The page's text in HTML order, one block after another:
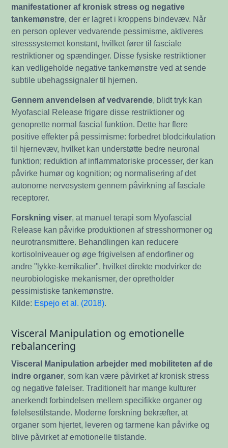
manifestationer af kronisk stress og negative
tankemønstre, der er lagret i kroppens bindevæv. Når
en person oplever vedvarende pessimisme, aktiveres
stresssystemet konstant, hvilket fører til fasciale
restriktioner og spændinger. Disse fysiske restriktioner
kan vedligeholde negative tankemønstre ved at sende
subtile ubehagssignaler til hjernen.
Gennem anvendelsen af vedvarende, blidt tryk kan
Myofascial Release frigøre disse restriktioner og
genoprette normal fascial funktion. Dette har flere
positive effekter på pessimisme: forbedret blodcirkulation
til hjernevæv, hvilket kan understøtte bedre neuronal
funktion; reduktion af inflammatoriske processer, der kan
påvirke humør og kognition; og normalisering af det
autonome nervesystem gennem påvirkning af fasciale
receptorer.
Forskning viser, at manuel terapi som Myofascial
Release kan påvirke produktionen af stresshormoner og
neurotransmittere. Behandlingen kan reducere
kortisolniveauer og øge frigivelsen af endorfiner og
andre "lykke-kemikalier", hvilket direkte modvirker de
neurobiologiske mekanismer, der opretholder
pessimistiske tankemønstre.
Kilde: Espejo et al. (2018).
Visceral Manipulation og emotionelle
rebalancering
Visceral Manipulation arbejder med mobiliteten af de
indre organer, som kan være påvirket af kronisk stress
og negative følelser. Traditionelt har mange kulturer
anerkendt forbindelsen mellem specifikke organer og
følelsestilstande. Moderne forskning bekræfter, at
organer som hjertet, leveren og tarmene kan påvirke og
blive påvirket af emotionelle tilstande.